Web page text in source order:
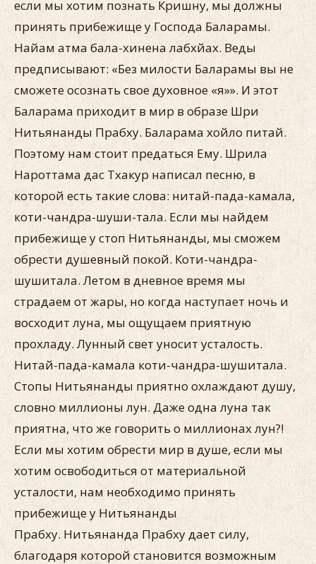
если мы хотим познать Кришну, мы должны
принять прибежище у Господа Баларамы.
Найам атма бала-хинена лабхйах. Веды
предписывают: «Без милости Баларамы вы не
сможете осознать свое духовное «я»». И этот
Баларама приходит в мир в образе Шри
Нитьянанды Прабху. Баларама хойло питай.
Поэтому нам стоит предаться Ему. Шрила
Нароттама дас Тхакур написал песню, в
которой есть такие слова: нитай-пада-камала,
коти-чандра-шуши-тала. Если мы найдем
прибежище у стоп Нитьянанды, мы сможем
обрести душевный покой. Коти-чандра-
шушитала. Летом в дневное время мы
страдаем от жары, но когда наступает ночь и
восходит луна, мы ощущаем приятную
прохладу. Лунный свет уносит усталость.
Нитай-пада-камала коти-чандра-шушитала.
Стопы Нитьянанды приятно охлаждают душу,
словно миллионы лун. Даже одна луна так
приятна, что же говорить о миллионах лун?!
Если мы хотим обрести мир в душе, если мы
хотим освободиться от материальной
усталости, нам необходимо принять
прибежище у Нитьянанды
Прабху. Нитьянанда Прабху дает силу,
благодаря которой становится возможным